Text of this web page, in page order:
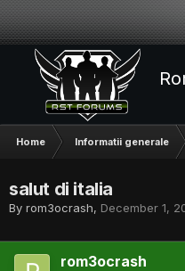
Home Informatii generale
salut di italia
By rom3ocrash, December 1,
rom3ocrash